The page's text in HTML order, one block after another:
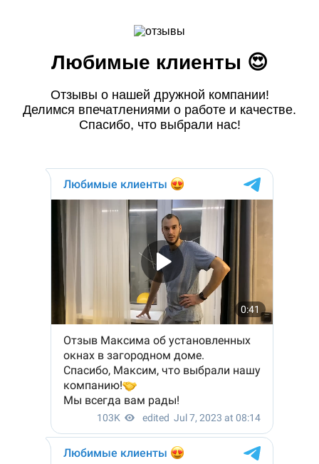
Любимые клиенты 😍
Отзывы о нашей дружной компании!
Делимся впечатлениями о работе и качестве.
Спасибо, что выбрали нас!